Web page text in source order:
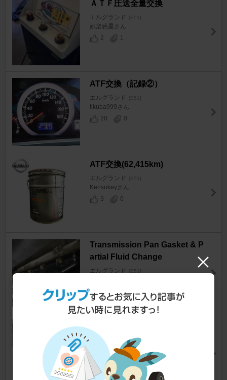
ＡＴＦ圧送全量交換
エルグランド [E51]
娯楽惑星さん
2
1
ATF交換（記録②）
エルグランド [E51]
tikuba999さん
20
0
ATF交換(62,415km)
エルグランド [E51]
Kensukeyさん
3
0
Transmission Pan Gasket & P
artial Fluid Change
エルグランド [E51]
5
0
エルグランド [E51]
よたまんさん